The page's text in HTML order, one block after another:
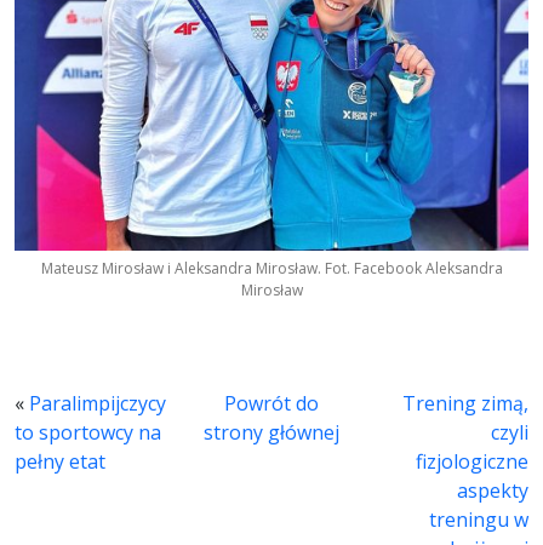
Mateusz Mirosław i Aleksandra Mirosław. Fot. Facebook Aleksandra
Mirosław
« Paralimpijczycy
to sportowcy na
pełny etat
Powrót do
strony głównej
Trening zimą,
czyli
fizjologiczne
aspekty
treningu w